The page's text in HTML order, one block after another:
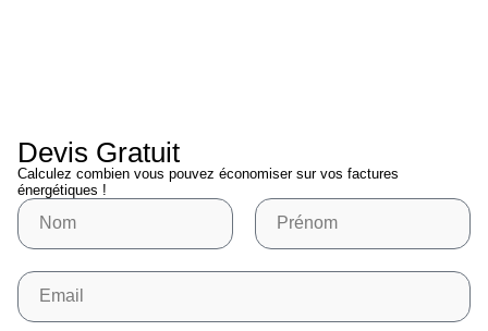
Devis Gratuit
Calculez combien vous pouvez économiser sur vos factures
énergétiques !
Nom Prénom
Email